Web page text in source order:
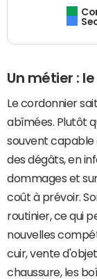
Un métier :
Le cordonnier
abîmées. Plutôt
souvent capable
des dégâts, en
dommages et
coût à prévoir.
routinier, ce qui
nouvelles
cuir, vente
chaussure, les